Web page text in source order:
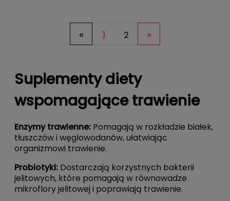
« 1 2 »
Suplementy diety
wspomagające trawienie
Enzymy trawienne: Pomagają w rozkładzie białek,
tłuszczów i węglowodanów, ułatwiając
organizmowi trawienie.
Probiotyki: Dostarczają korzystnych bakterii
jelitowych, które pomagają w równowadze
mikroflory jelitowej i poprawiają trawienie.